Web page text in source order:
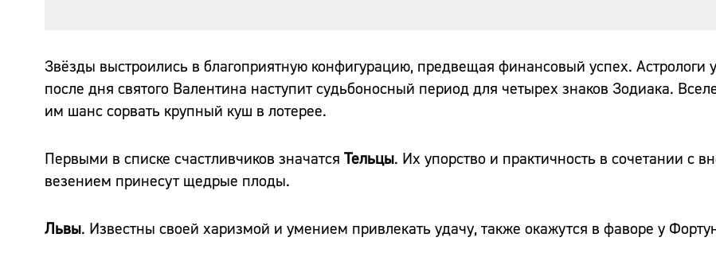
Звёзды выстроились в благоприятную конфигурацию, предвещая финансовый успех. Астрологи
после дня святого Валентина наступит судьбоносный период для четырех знаков Зодиака.
им шанс сорвать крупный куш в лотерее.
Первыми в списке счастливчиков значатся Тельцы. Их упорство и практичность в сочетании с
везением принесут щедрые плоды.
Львы. Известны своей харизмой и умением привлекать удачу, также окажутся в фаворе у